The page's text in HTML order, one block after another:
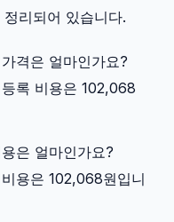
리되어 있습니다.
격은 얼마인가요?
록 비용은 102,068
은 얼마인가요?
용은 102,068원입니